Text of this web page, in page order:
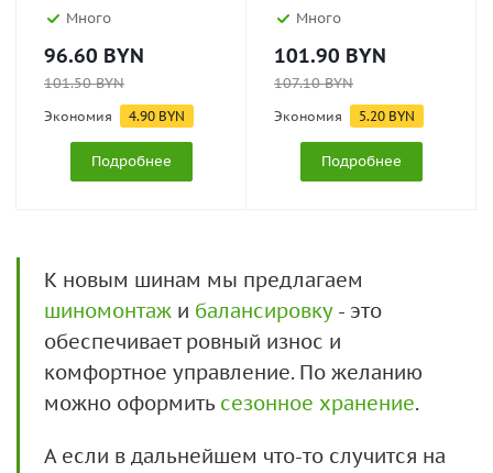
Много
96.60 BYN
101.50BYN
Экономия 4.90 BYN
Подробнее
Много
101.90 BYN
107.10BYN
Экономия 5.20 BYN
Подробнее
К новым шинам мы предлагаем
шиномонтаж и балансировку- это
обеспечивает ровный износ и
комфортное управление. По желанию
можно оформить сезонное хранение.
А если в дальнейшем что-то случится на